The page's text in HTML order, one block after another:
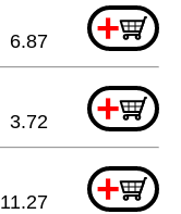
+
6.87
+
3.72
+
11.27